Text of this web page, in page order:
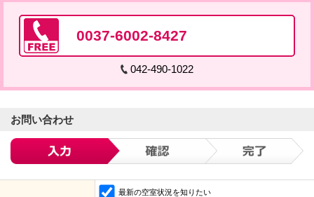
0037-6002-8427
042-490-1022
お問い合わせ
最新の空室状況を知りたい